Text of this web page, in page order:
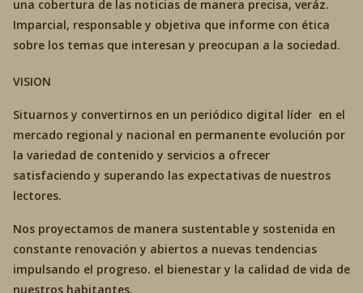
una cobertura de las noticias de manera precisa, veráz.
Imparcial, responsable y objetiva que informe con ética
sobre los temas que interesan y preocupan a la sociedad.
VISION
Situarnos y convertirnos en un periódico digital líder en el
mercado regional y nacional en permanente evolución por
la variedad de contenido y servicios a ofrecer
satisfaciendo y superando las expectativas de nuestros
lectores.
Nos proyectamos de manera sustentable y sostenida en
constante renovación y abiertos a nuevas tendencias
impulsando el progreso. el bienestar y la calidad de vida de
nuestros habitantes.